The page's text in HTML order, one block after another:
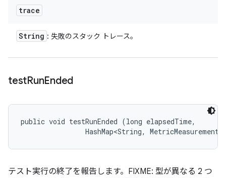
trace
String : 失敗のスタック トレース。
testRunEnded
public void testRunEnded (long elapsedTime,
HashMap<String,
テスト実行の終了を報告します。FIXME: 型が異なる 2 つ